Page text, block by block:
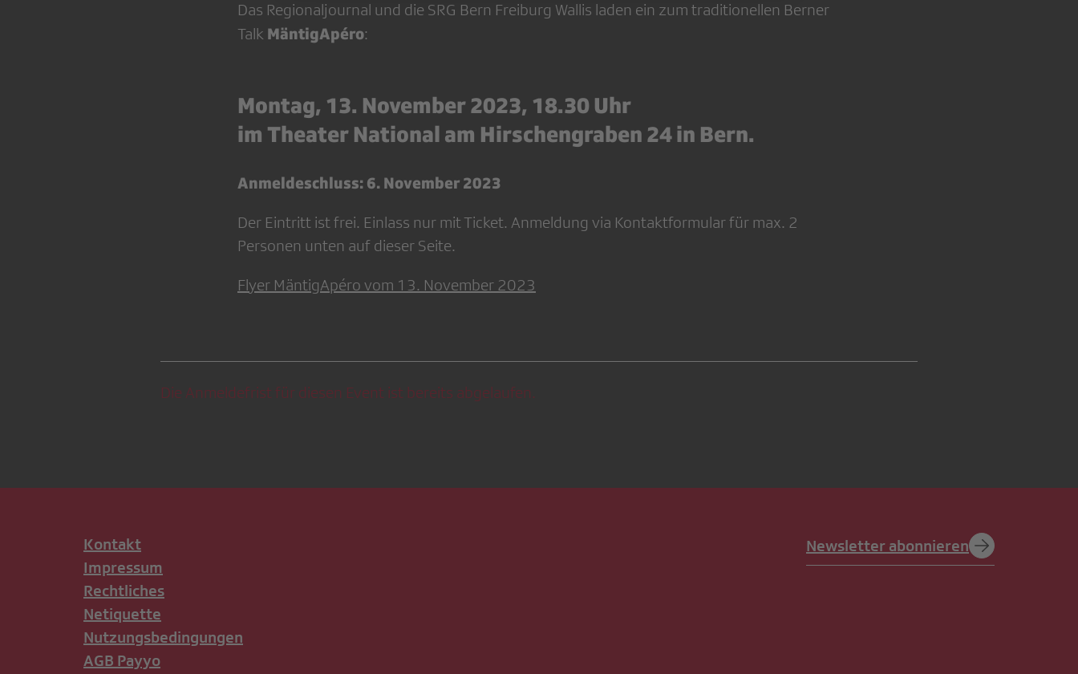
Das Regionaljournal und die SRG Bern Freiburg Wallis laden ein zum traditionellen Berner
Talk MäntigApéro:
Montag, 13. November 2023, 18.30 Uhr
im Theater National am Hirschengraben 24 in Bern.
Anmeldeschluss: 6. November 2023
Der Eintritt ist frei. Einlass nur mit Ticket. Anmeldung via Kontaktformular für max. 2
Personen unten auf dieser Seite.
Flyer MäntigApéro vom 13. November 2023
Die Anmeldefrist für diesen Event ist bereits abgelaufen.
Kontakt
Impressum
Rechtliches
Netiquette
Nutzungsbedingungen
AGB Payyo
Newsletter abonnieren